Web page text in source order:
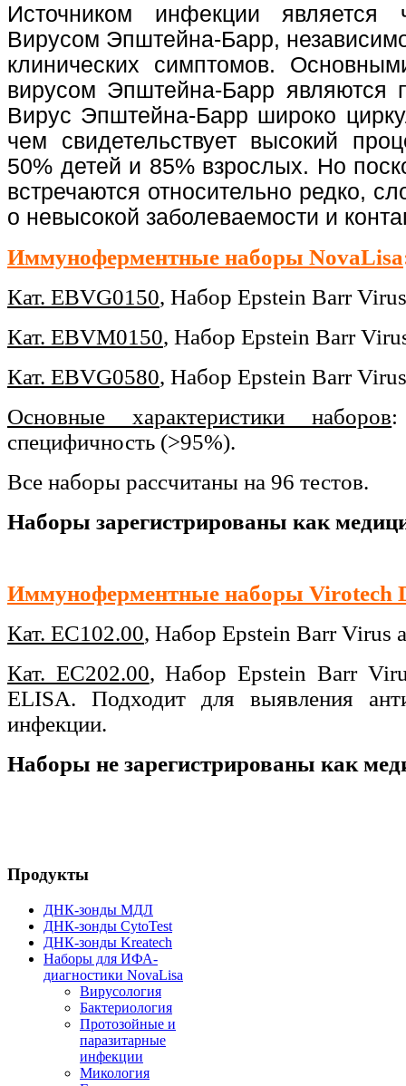
Источником инфекции является
Вирусом Эпштейна-Барр,
клинических симптомов.
вирусом Эпштейна-Барр являются
Вирус Эпштейна-Барр широко
чем свидетельствует высокий
50% детей и 85% взрослых. Но
встречаются относительно редко,
о невысокой заболеваемости и
Иммуноферментные наборы NovaLisa
Кат. EBVG0150, Набор Epstein Barr
Кат. EBVM0150, Набор Epstein Barr
Кат. EBVG0580, Набор Epstein Barr
Основные характеристики наборов:
специфичность (>95%).
Все наборы рассчитаны на 96 тестов.
Наборы зарегистрированы как
Иммуноферментные наборы Virotech
Кат. EC102.00, Набор Epstein Barr Virus
Кат. EC202.00,НаборEpstein Barr
ELISA. Подходит для выявления
инфекции.
Наборы не зарегистрированы как
Продукты
ДНК-зонды МДЛ
ДНК-зонды CytoTest
ДНК-зонды Kreatech
Наборы для ИФА-
диагностики NovaLisa
Вирусология
Бактериология
Протозойные и
паразитарные
инфекции
Микология